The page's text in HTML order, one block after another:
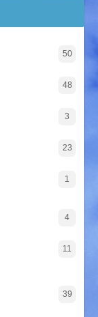
50
48
3
23
1
4
11
39